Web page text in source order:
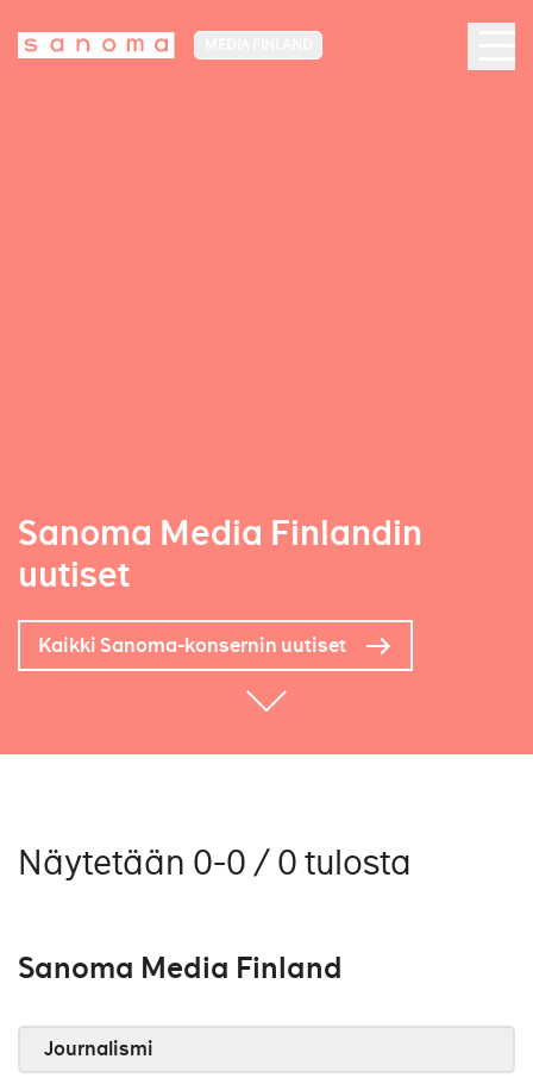
Sanoma Media Finlandin
uutiset
Kaikki Sanoma-konsernin uutiset
Näytetään 0-0 / 0 tulosta
Sanoma Media Finland
Journalismi